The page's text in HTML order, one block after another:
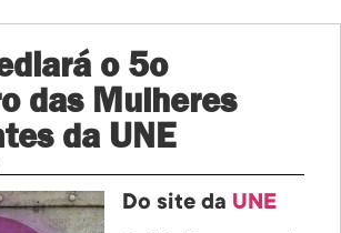
o 5o
das Mulheres
da UNE
Do site da UNE